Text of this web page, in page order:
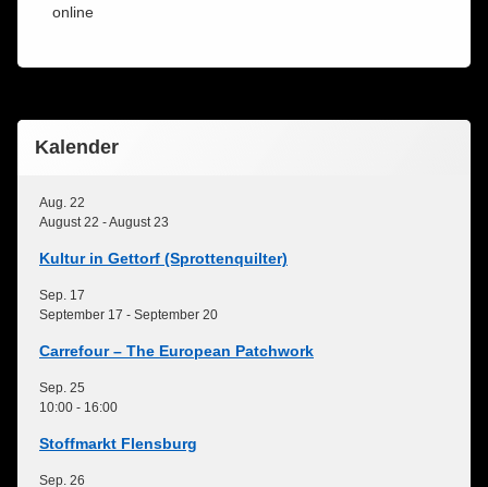
online
Kalender
Aug. 22
August 22 -August 23
Kultur in Gettorf (Sprottenquilter)
Sep. 17
September 17 - September 20
Carrefour – The European Patchwork
Sep. 25
10:00 - 16:00
Stoffmarkt Flensburg
Sep. 26